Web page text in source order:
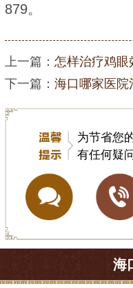
879。
上一篇： 怎样治疗鸡眼
下一篇： 海口哪家医院
为节省您
有任何疑
海